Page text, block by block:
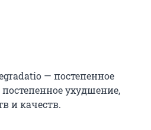
— постепенное
ухудшение,
и качеств.